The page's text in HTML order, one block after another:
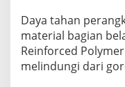
Daya tahan
material bagian
Reinforced
melindungi dari